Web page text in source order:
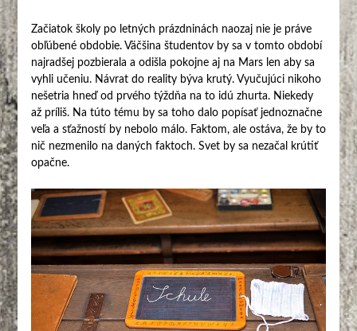
Začiatok školy po letných prázdninách naozaj nie je práve
obľúbené obdobie. Väčšina študentov by sa v tomto období
najradšej pozbierala a odišla pokojne aj na Mars len aby sa
vyhli učeniu. Návrat do reality býva krutý. Vyučujúci nikoho
nešetria hneď od prvého týždňa na to idú zhurta. Niekedy
až príliš. Na túto tému by sa toho dalo popísať jednoznačne
veľa a sťažností by nebolo málo. Faktom, ale ostáva, že by to
nič nezmenilo na daných faktoch. Svet by sa nezačal krútiť
opačne.